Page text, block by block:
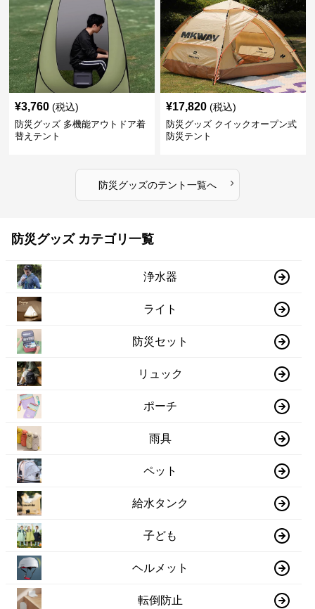
¥3,760 (税込)
防災グッズ 多機能アウトドア着
替えテント
¥17,820 (税込)
防災グッズ クイックオープン式
防災テント
防災グッズのテント一覧へ ›
防災グッズ カテゴリ一覧
浄水器
ライト
防災セット
リュック
ポーチ
雨具
ペット
給水タンク
子ども
ヘルメット
転倒防止